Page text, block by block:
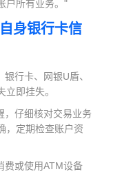
户所有业务。"
身银行卡信
行卡、网银U盾、
即挂失。
，仔细核对交易业务
，定期检查账户资
费或使用ATM设备